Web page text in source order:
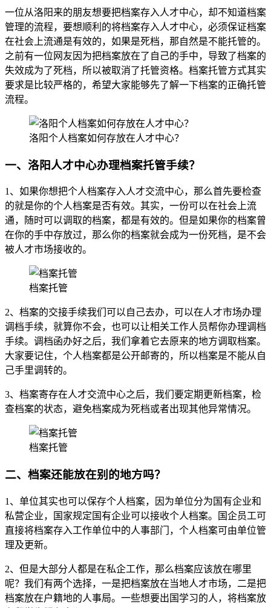
一位从洛阳来的朋友想要把档案存入人才中心，却不知道档案
管理的流程，要想顺利的将档案存入人才中心，必须保证档案
在社会上流通是有效的，如果是死档，那自然是不能托管的。
之前有一位网友因为把档案放在了自己的手中，导致了档案的
失效成为了死档，所以被取消了托管资格。档案托管方式其实
要求是比较严格的，希望大家能够先了解一下档案的正确托管
流程。
洛阳个人档案如何存放在人才中心？
一、洛阳人才中心办理档案托管手续？
1、如果你想把个人档案存入人才交流中心，那么首先要检查
的就是你的个人档案是否有效。其实，一份可以在社会上流
通，随时可以调取的档案，都是有效的。但是如果你的档案曾
在你的手中存放过，那么你的档案就会成为一份死档，是不会
被人才市场接收的。
档案托管
2、档案的交接手续我们可以自己去办，可以在人才市场办理
调档手续，就算你不会，也可以让相关工作人员帮你办理调档
手续。调档函办好之后，我们拿着它去原来的地方调取档案。
大家要记住，个人档案都是公开邮寄的，所以档案是不能从自
己手里调转的。
3、档案寄存在人才交流中心之后，我们要定期更新档案，检
查档案的状态，避免档案成为死档或者出现其他异常情况。
档案托管
二、档案还能放在别的地方吗？
1、单位其实也可以保存个人档案，因为单位分为国有企业和
私营企业，国家规定国有企业可以接收个人档案。国企员工可
直接将档案存入工作单位中的人事部门，个人档案可由单位管
理及更新。
2、但是大部分人都是在私企工作，那么档案应该放在哪里
呢？我们有两个选择，一是把档案放在当地人才市场，二是把
档案放在户籍地的人事局。一些想要出国学习的人，将档案放